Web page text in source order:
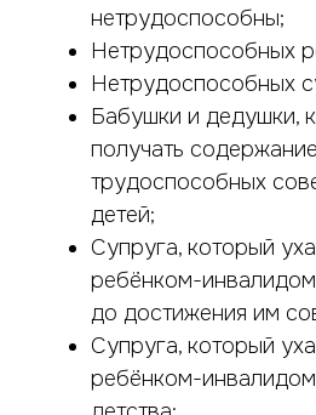
нетрудоспособны;
Нетрудоспособных
Нетрудоспособных
Бабушки и дедушки,
получать
трудоспособных
детей;
Супруга, который
ребёнком-
до достижения им
Супруга, который
ребёнком-